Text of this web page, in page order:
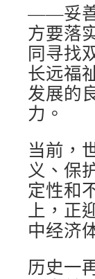
——妥善
方要落
同寻找
长远福
发展的
力。
当前，
义、保
定性和
上，正
中经济
历史一